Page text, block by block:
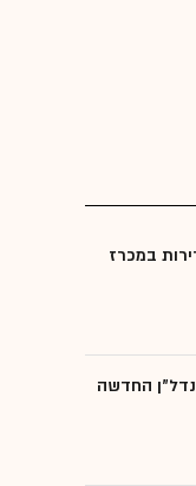
במכרז
החדשה